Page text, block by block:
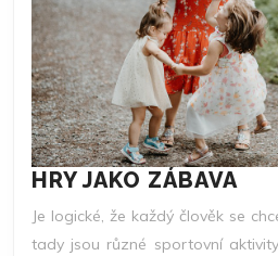
HRY JAKO ZÁBAVA
Je logické, že každý člověk se
tady jsou různé sportovní